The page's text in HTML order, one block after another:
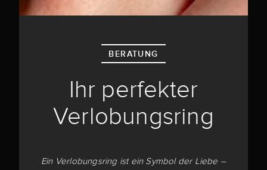
BERATUNG
Ihr perfekter
Verlobungsring
Ein Verlobungsring ist ein Symbol der Liebe –